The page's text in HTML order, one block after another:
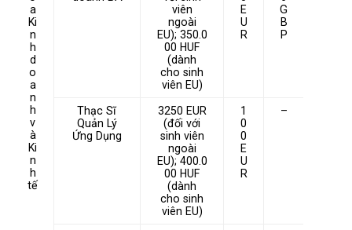
a
Ki
n
h
d
o
a
n
h
v
à
Ki
n
h
tế
viên
ngoài
EU); 350.0
00 HUF
(dành
cho sinh
viên EU)
E
U
R
G
B
P
Thạc Sĩ
Quản Lý
Ứng Dụng
3250 EUR
(đối với
sinh viên
ngoài
EU); 400.0
00 HUF
(dành
cho sinh
viên EU)
1
0
0
E
U
R
–